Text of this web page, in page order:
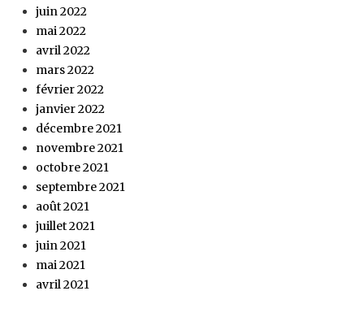
juin 2022
mai 2022
avril 2022
mars 2022
février 2022
janvier 2022
décembre 2021
novembre 2021
octobre 2021
septembre 2021
août 2021
juillet 2021
juin 2021
mai 2021
avril 2021